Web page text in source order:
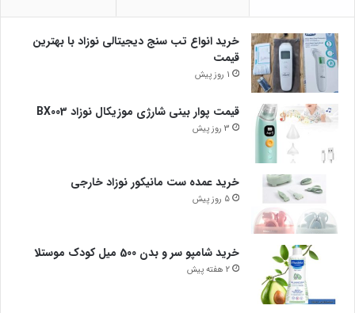
خرید انواع تب سنج دیجیتالی نوزاد با بهترین
قیمت
1 روز پیش
قیمت پوار بینی شارژی موزیکال نوزاد BX003
3 روز پیش
خرید عمده ست مانیکور نوزاد خارجی
5 روز پیش
خرید شامپو سر و بدن 500 میل کودک موستلا
2 هفته پیش